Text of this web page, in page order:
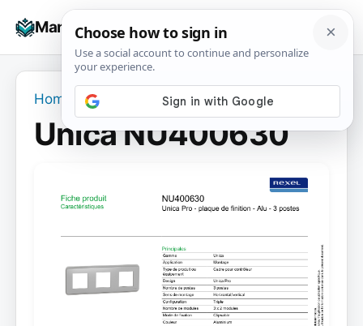
Manuals+
☰
Home Unica NU400630
Unica NU400630